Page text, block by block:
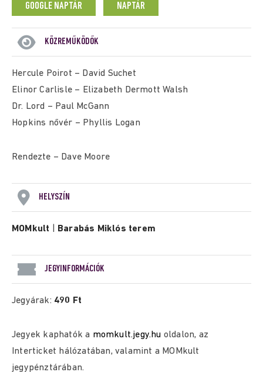
GOOGLE NAPTÁR NAPTÁR
KÖZREMŰKÖDŐK
Hercule Poirot – David Suchet
Elinor Carlisle – Elizabeth Dermott Walsh
Dr. Lord – Paul McGann
Hopkins nővér – Phyllis Logan
Rendezte – Dave Moore
HELYSZÍN
MOMkult Barabás Miklós terem
JEGYINFORMÁCIÓK
Jegyárak: 490 Ft
Jegyek kaphatók a momkult.jegy.hu oldalon, az
Interticket hálózatában, valamint a MOMkult
jegypénztárában.